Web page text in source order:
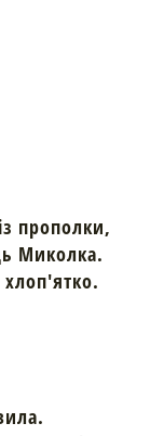
прополки,
Миколка.
хлоп'ятко.